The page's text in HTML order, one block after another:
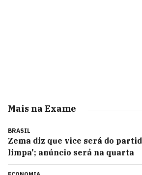
Mais na Exame
BRASIL
Zema diz que vice será do
limpa'; anúncio será na quarta